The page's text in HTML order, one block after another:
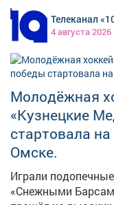
Телеканал
4 августа 2026
Молодёжная
«Кузнецкие
стартовала
Омске.
Играли
«Снежными Барсами» из